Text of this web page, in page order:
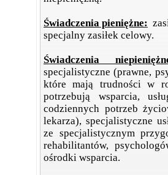
Świadczenia pieniężne:
specjalny zasiłek celowy.
Świadczenia
specjalistyczne (prawne,
które mają trudności w
potrzebują wsparcia,
codziennych potrzeb
lekarza), specjalistyczne
ze specjalistycznym
rehabilitantów,
ośrodki wsparcia.